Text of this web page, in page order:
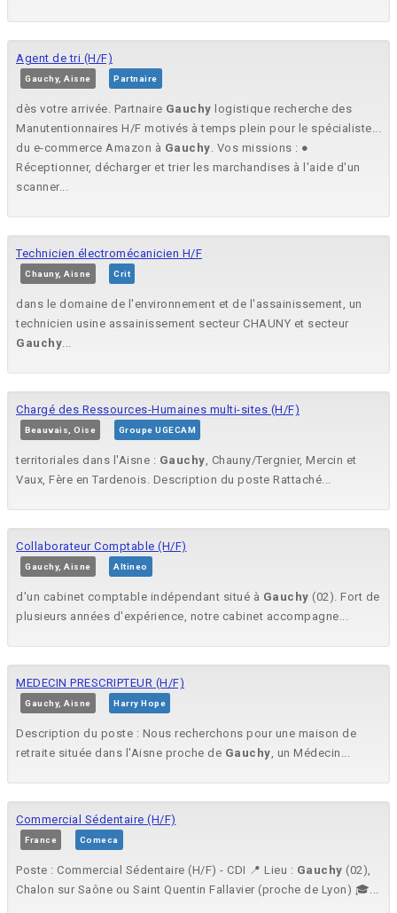
Agent de tri (H/F)
Gauchy, Aisne Partnaire
dès votre arrivée. Partnaire Gauchy logistique recherche des
Manutentionnaires H/F motivés à temps plein pour le spécialiste...
du e-commerce Amazon à Gauchy. Vos missions : ●
Réceptionner, décharger et trier les marchandises à l'aide d'un
scanner...
Technicien électromécanicien H/F
Chauny, Aisne Crit
dans le domaine de l'environnement et de l'assainissement, un
technicien usine assainissement secteur CHAUNY et secteur
Gauchy...
Chargé des Ressources-Humaines multi-sites (H/F)
Beauvais, Oise Groupe UGECAM
territoriales dans l'Aisne : Gauchy, Chauny/Tergnier, Mercin et
Vaux, Fère en Tardenois. Description du poste Rattaché...
Collaborateur Comptable (H/F)
Gauchy, Aisne Altineo
d'un cabinet comptable indépendant situé à Gauchy (02). Fort de
plusieurs années d'expérience, notre cabinet accompagne...
MEDECIN PRESCRIPTEUR (H/F)
Gauchy, Aisne Harry Hope
Description du poste : Nous recherchons pour une maison de
retraite située dans l'Aisne proche de Gauchy, un Médecin...
Commercial Sédentaire (H/F)
France Comeca
Poste : Commercial Sédentaire (H/F) - CDI 📍 Lieu : Gauchy (02),
Chalon sur Saône ou Saint Quentin Fallavier (proche de Lyon) 🎓...